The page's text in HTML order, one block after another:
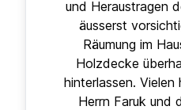
und Heraustragen
äusserst
Räumung im
Holzdecke
hinterlassen.
Herrn Faruk und